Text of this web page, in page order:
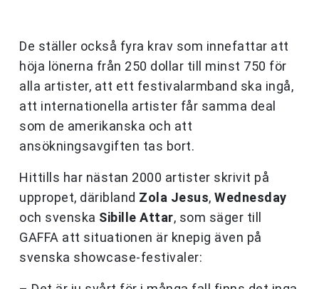
De ställer också fyra krav som innefattar att
höja lönerna från 250 dollar till minst 750 för
alla artister, att ett festivalarmband ska ingå,
att internationella artister får samma deal
som de amerikanska och att
ansökningsavgiften tas bort.
Hittills har nästan 2000 artister skrivit på
uppropet, däribland Zola Jesus, Wednesday
och svenska Sibille Attar, som säger till
GAFFA att situationen är knepig även på
svenska showcase-festivaler: